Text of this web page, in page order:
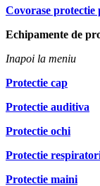
Covorase protectie
Echipamente de
Inapoi la meniu
Protectie cap
Protectie auditiva
Protectie ochi
Protectie
Protectie maini